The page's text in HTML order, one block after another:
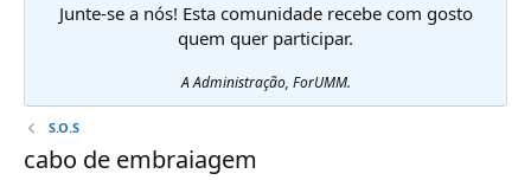
Junte-se a nós! Esta comunidade recebe com gosto
quem quer participar.
A Administração, ForUMM.
S.O.S
cabo de embraiagem